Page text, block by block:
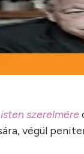
szerelmére
végül